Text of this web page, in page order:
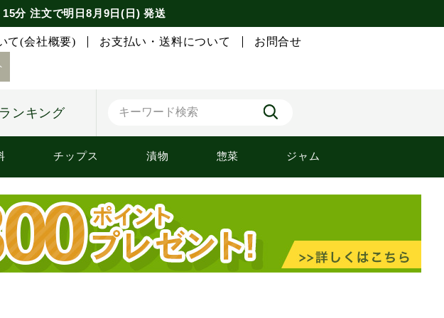
15分 注文で明日8月9日(日) 発送
て(会社概要) お支払い・送料について お問合せ
ンキング
チップス 漬物 惣菜 ジャム